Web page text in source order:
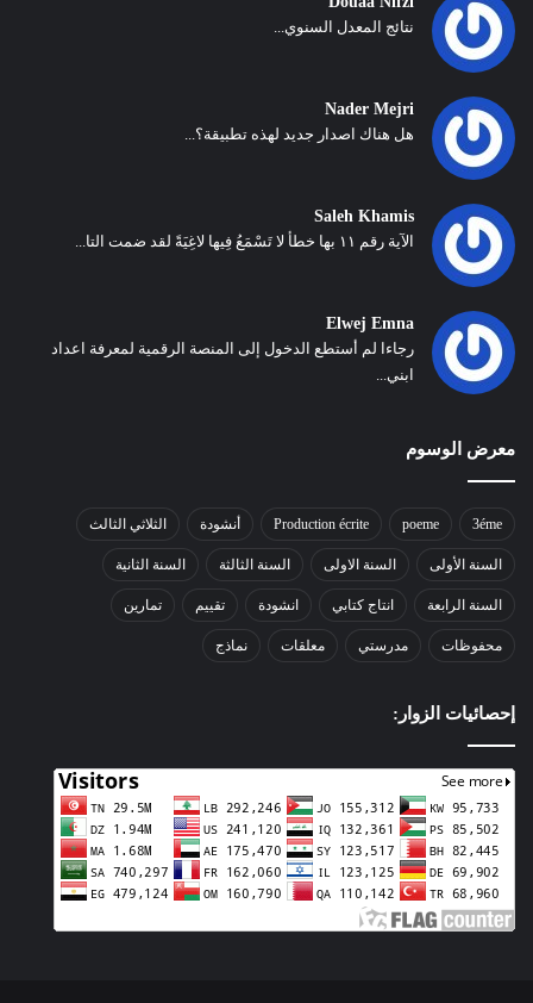
نتائج المعدل السنوي...
Nader Mejri
هل هناك اصدار جديد لهذه تطبيقة؟...
Saleh Khamis
الآية رقم ١١ بها خطأ لا تَسْمَعُ فِيها لاغِيَةً لقد ضمت التا...
Elwej Emna
رجاءا لم أستطع الدخول إلى المنصة الرقمية لمعرفة اعداد
ابني...
معرض الوسوم
3éme
poeme
Production écrite أنشودة الثلاثي الثالث
السنة الأولى السنة الاولى السنة الثالثة السنة الثانية
السنة الرابعة انتاج كتابي انشودة تقييم تمارين
محفوظات مدرستي معلقات نماذج
إحصائيات الزوار: